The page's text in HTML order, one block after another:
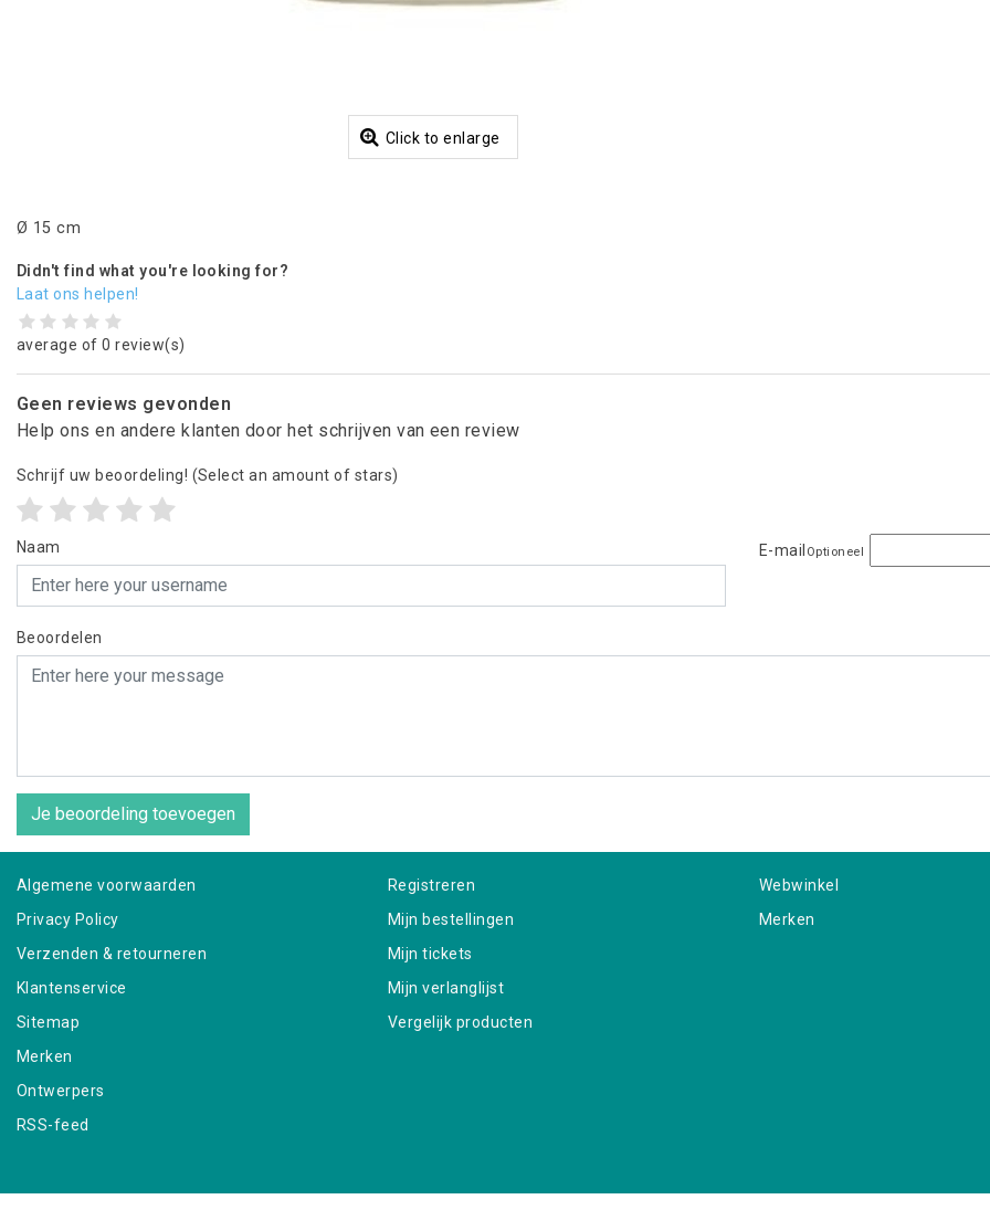
Click to enlarge
Ø 15 cm
Didn't find what you're looking for?
Laat ons helpen!
average of 0 review(s)
Geen reviews gevonden
Help ons en andere klanten door het schrijven van een review
Schrijf uw beoordeling! (Select an amount of stars)
Naam E-mail Optioneel
Beoordelen
Je beoordeling toevoegen
Algemene voorwaarden
Privacy Policy
Verzenden & retourneren
Klantenservice
Sitemap
Merken
Ontwerpers
RSS-feed
Registreren
Mijn bestellingen
Mijn tickets
Mijn verlanglijst
Vergelijk producten
Webwinkel
Merken